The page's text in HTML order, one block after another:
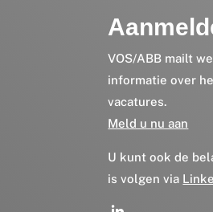
VOS/ABB mailt
informatie over
vacatures.
Meld u nu aan
U kunt ook de
is volgen via